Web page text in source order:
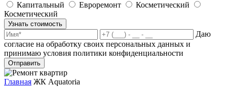
Капитальный
Евроремонт
Косметический
Косметический
Узнать стоимость
Даю
согласие на обработку своих персональных данных и
принимаю условия политики конфиденциальности
Отправить
Главная ЖК Aquatoria